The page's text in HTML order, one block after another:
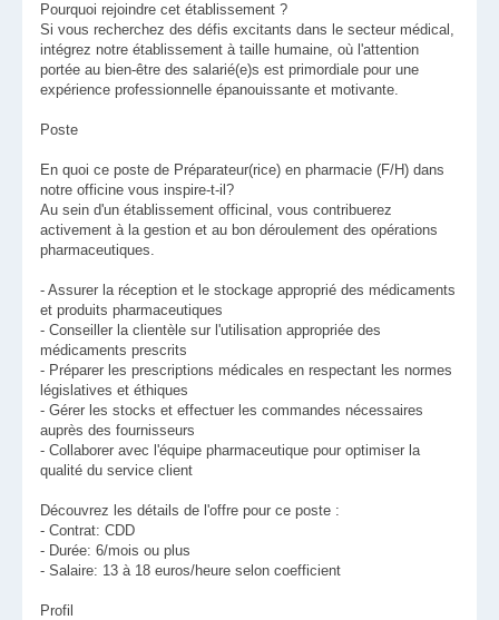
Pourquoi rejoindre cet établissement ?
Si vous recherchez des défis excitants dans le secteur médical,
intégrez notre établissement à taille humaine, où l'attention
portée au bien-être des salarié(e)s est primordiale pour une
expérience professionnelle épanouissante et motivante.
Poste
En quoi ce poste de Préparateur(rice) en pharmacie (F/H) dans
notre officine vous inspire-t-il?
Au sein d'un établissement officinal, vous contribuerez
activement à la gestion et au bon déroulement des opérations
pharmaceutiques.
- Assurer la réception et le stockage approprié des médicaments
et produits pharmaceutiques
- Conseiller la clientèle sur l'utilisation appropriée des
médicaments prescrits
- Préparer les prescriptions médicales en respectant les normes
législatives et éthiques
- Gérer les stocks et effectuer les commandes nécessaires
auprès des fournisseurs
- Collaborer avec l'équipe pharmaceutique pour optimiser la
qualité du service client
Découvrez les détails de l'offre pour ce poste :
- Contrat: CDD
- Durée: 6/mois ou plus
- Salaire: 13 à 18 euros/heure selon coefficient
Profil